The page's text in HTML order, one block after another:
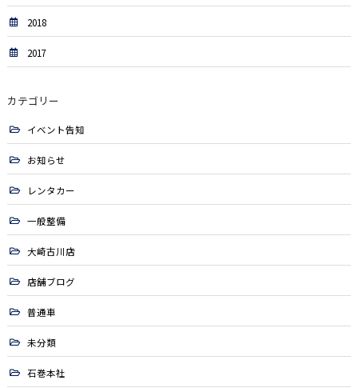
2018
2017
カテゴリー
イベント告知
お知らせ
レンタカー
一般整備
大崎古川店
店舗ブログ
普通車
未分類
石巻本社